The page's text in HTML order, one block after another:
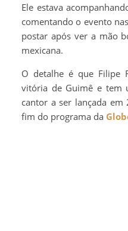
Ele estava
comentando o evento
postar após ver a mão
mexicana.
O detalhe é que Filipe
vitória de Guimê e tem
cantor a ser lançada
fim do programa da